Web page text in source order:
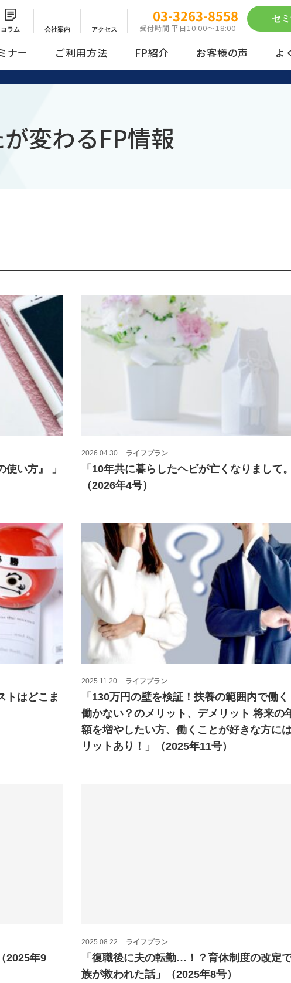
コラム 会社案内 アクセス
03-3263-8558
受付時間 平日10:00～18:00
セ
ナー ご利用方法 FP紹介 お客様の声 よ
変わるFP情報
使い方』 」
2026.04.30 ライフプラン
「10年共に暮らしたヘビが亡くなりまして
（2026年4号）
トはどこま
2025.11.20 ライフプラン
「130万円の壁を検証！扶養の範囲内で働く
働かない？のメリット、デメリット 将来の
額を増やしたい方、働くことが好きな方に
リットあり！」（2025年11号）
2025年9
2025.08.22 ライフプラン
「復職後に夫の転勤…！？育休制度の改定
族が救われた話」（2025年8号）